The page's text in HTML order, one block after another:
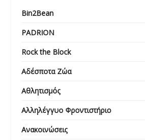
Bin2Bean
PADRION
Rock the Block
Αδέσποτα Ζώα
Αθλητισμός
Αλληλέγγυο Φροντιστήριο
Ανακοινώσεις